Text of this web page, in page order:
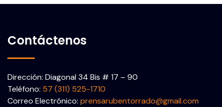
Contáctenos
Dirección: Diagonal 34 Bis # 17 – 90
Teléfono: 57 (311) 525-1710
Correo Electrónico: prensarubentorrado@gmail.com